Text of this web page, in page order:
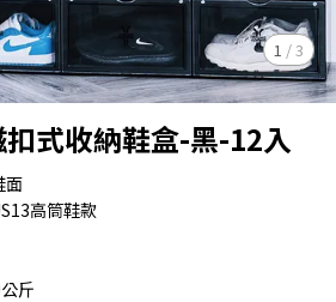
1 /3
扣式收納鞋盒-黑-12入
面
高筒鞋款
斤